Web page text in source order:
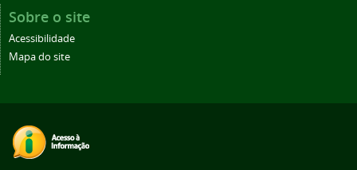
Sobre o site
Acessibilidade
Mapa do site